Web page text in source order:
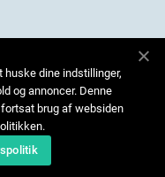
huske dine indstillinger,
og annoncer. Denne
brug af websiden